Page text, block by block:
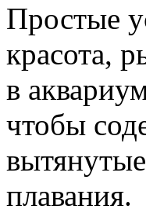
Простые
красота,
в
чтобы
плавания.